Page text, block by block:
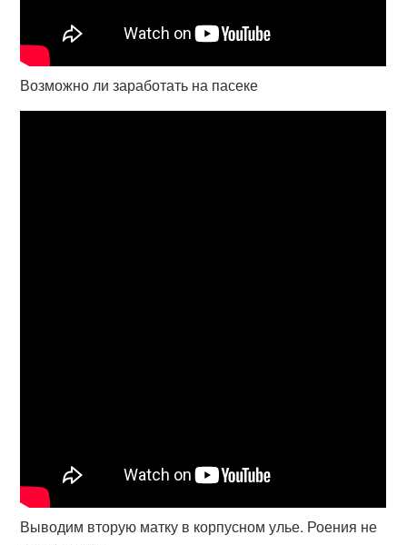
Возможно ли заработать на пасеке
Выводим вторую матку в корпусном улье. Роения не